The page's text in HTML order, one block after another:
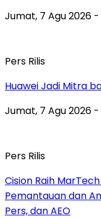
Jumat, 7 Agu 2026 -
Pers Rilis
Huawei Jadi Mitra
Jumat, 7 Agu 2026 -
Pers Rilis
Cision Raih
Pemantauan dan
Pers, dan AEO